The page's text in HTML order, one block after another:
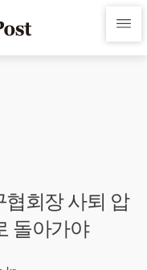
협회장 사퇴 압
돌아가야